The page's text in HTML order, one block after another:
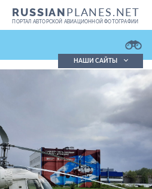
RUSSIANPLANES.NET
ПОРТАЛ АВТОРСКОЙ АВИАЦИОННОЙ ФОТОГРАФИИ
ВОЙТИ
НАШИ САЙТЫ